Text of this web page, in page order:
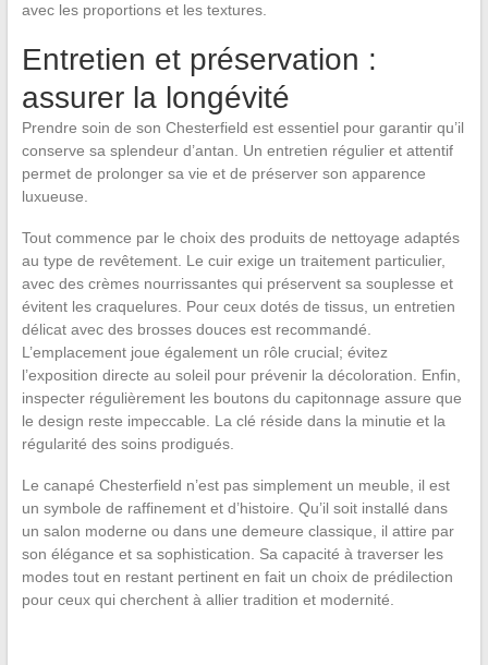
avec les proportions et les textures.
Entretien et préservation :
assurer la longévité
Prendre soin de son Chesterfield est essentiel pour garantir qu’il
conserve sa splendeur d’antan. Un entretien régulier et attentif
permet de prolonger sa vie et de préserver son apparence
luxueuse.
Tout commence par le choix des produits de nettoyage adaptés
au type de revêtement. Le cuir exige un traitement particulier,
avec des crèmes nourrissantes qui préservent sa souplesse et
évitent les craquelures. Pour ceux dotés de tissus, un entretien
délicat avec des brosses douces est recommandé.
L’emplacement joue également un rôle crucial; évitez
l’exposition directe au soleil pour prévenir la décoloration. Enfin,
inspecter régulièrement les boutons du capitonnage assure que
le design reste impeccable. La clé réside dans la minutie et la
régularité des soins prodigués.
Le canapé Chesterfield n’est pas simplement un meuble, il est
un symbole de raffinement et d’histoire. Qu’il soit installé dans
un salon moderne ou dans une demeure classique, il attire par
son élégance et sa sophistication. Sa capacité à traverser les
modes tout en restant pertinent en fait un choix de prédilection
pour ceux qui cherchent à allier tradition et modernité.